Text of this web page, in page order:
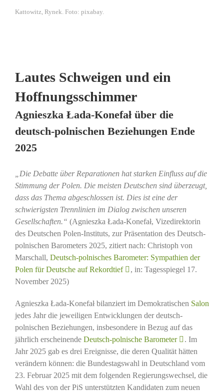
Kattowitz, Rynek. Foto: pixabay.
Lautes Schweigen und ein
Hoffnungsschimmer
Agnieszka Łada-Konefał über die
deutsch-polnischen Beziehungen Ende
2025
„Die Debatte über Reparationen hat starken Einfluss auf die
Stimmung der Polen. Die meisten Deutschen sind überzeugt,
dass das Thema abgeschlossen ist. Dies ist eine der
schwierigsten Trennlinien im Dialog zwischen unseren
Gesellschaften.“ (Agnieszka Łada-Konefał, Vizedirektorin
des Deutschen Polen-Instituts, zur Präsentation des Deutsch-
polnischen Barometers 2025, zitiert nach: Christoph von
Marschall, Deutsch-polnisches Barometer: Sympathien der
Polen für Deutsche auf Rekordtief
, in: Tagesspiegel 17.
November 2025)
Agnieszka Łada-Konefał bilanziert im Demokratischen Salon
jedes Jahr die jeweiligen Entwicklungen der deutsch-
polnischen Beziehungen, insbesondere in Bezug auf das
jährlich erscheinende Deutsch-polnische Barometer
. Im
Jahr 2025 gab es drei Ereignisse, die deren Qualität hätten
verändern können: die Bundestagswahl in Deutschland vom
23. Februar 2025 mit dem folgenden Regierungswechsel, die
Wahl des von der PiS unterstützten Kandidaten zum neuen